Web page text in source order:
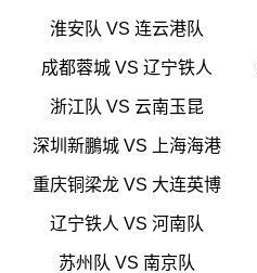
淮安队 VS 连云港队
成都蓉城 VS 辽宁铁人
浙江队 VS 云南玉昆
深圳新鵬城 VS 上海海港
重庆铜梁龙 VS 大连英博
辽宁铁人 VS 河南队
苏州队 VS 南京队